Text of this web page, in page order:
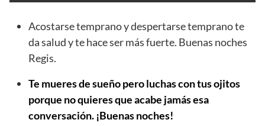
Acostarse temprano y despertarse temprano te
da salud y te hace ser más fuerte. Buenas noches
Regis.
Te mueres de sueño pero luchas con tus ojitos
porque no quieres que acabe jamás esa
conversación. ¡Buenas noches!